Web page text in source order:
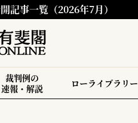
記事一覧（2026年7月）
裁判例の
速報・解説
ローライブラリー